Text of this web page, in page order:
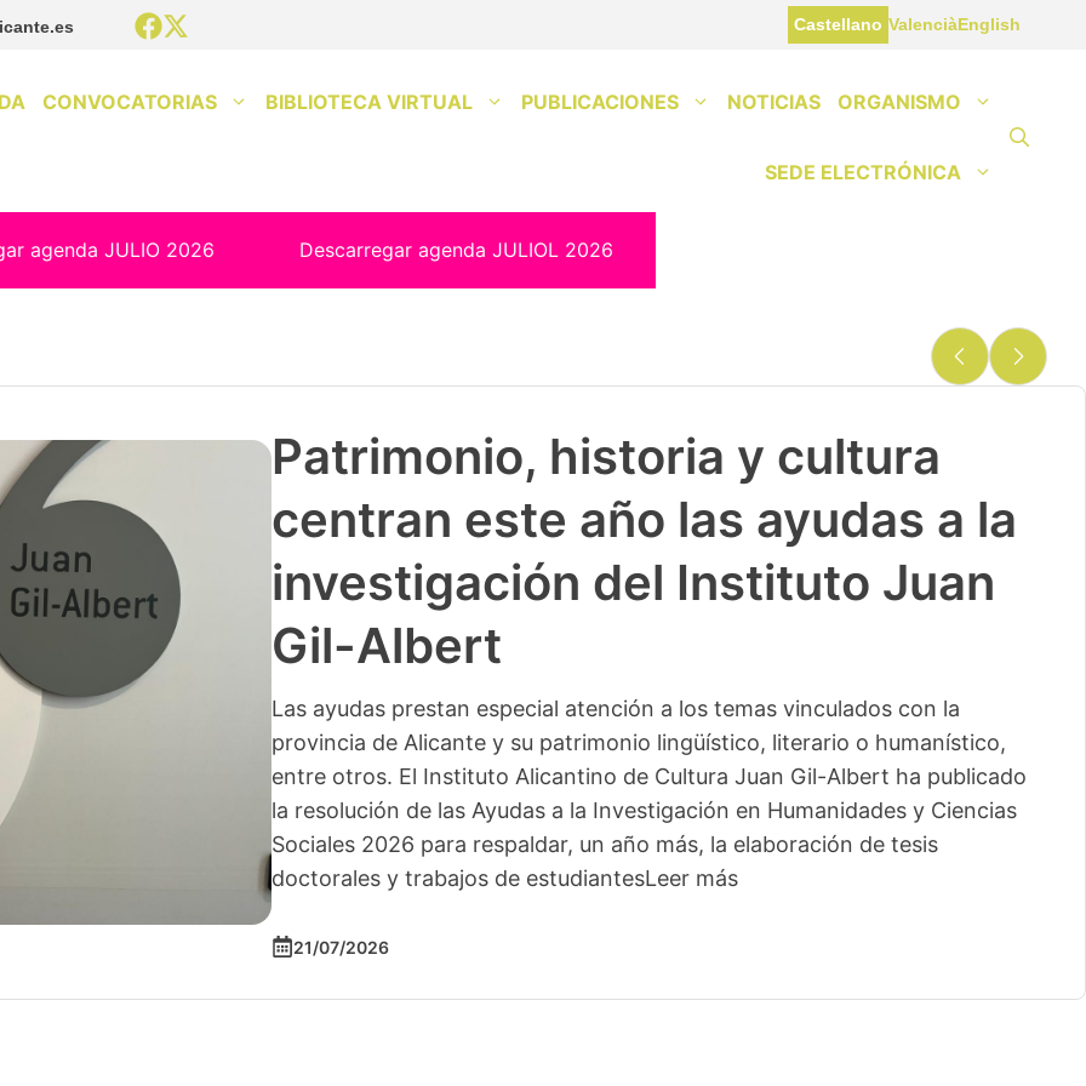
Castellano ValenciàEnglish
CONVOCATORIAS BIBLIOTECA VIRTUAL PUBLICACIONES NOTICIAS ORGANISMO
SEDE ELECTRÓNICA
agenda JULIO 2026 Descarregar agenda JULIOL 2026
Patrimonio, historia y cultura
centran este año las ayudas a la
investigación del Instituto Juan
Gil-Albert
Las ayudas prestan especial atención a los temas vinculados con la
provincia de Alicante y su patrimonio lingüístico, literario o humanístico,
entre otros. El Instituto Alicantino de Cultura Juan Gil-Albert ha publicado
la resolución de las Ayudas a la Investigación en Humanidades y Ciencias
Sociales 2026 para respaldar, un año más, la elaboración de tesis
doctorales y trabajos de estudiantesLeer más
21/07/2026